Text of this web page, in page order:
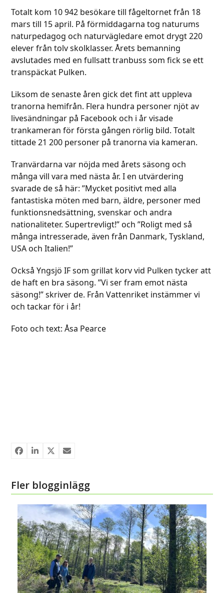
Totalt kom 10 942 besökare till fågeltornet från 18
mars till 15 april. På förmiddagarna tog naturums
naturpedagog och naturvägledare emot drygt 220
elever från tolv skolklasser. Årets bemanning
avslutades med en fullsatt tranbuss som fick se ett
transpäckat Pulken.
Liksom de senaste åren gick det fint att uppleva
tranorna hemifrån. Flera hundra personer njöt av
livesändningar på Facebook och i år visade
trankameran för första gången rörlig bild. Totalt
tittade 21 200 personer på tranorna via kameran.
Tranvärdarna var nöjda med årets säsong och
många vill vara med nästa år. I en utvärdering
svarade de så här: ”Mycket positivt med alla
fantastiska möten med barn, äldre, personer med
funktionsnedsättning, svenskar och andra
nationaliteter. Supertrevligt!” och ”Roligt med så
många intresserade, även från Danmark, Tyskland,
USA och Italien!”
Också Yngsjö IF som grillat korv vid Pulken tycker att
de haft en bra säsong. ”Vi ser fram emot nästa
säsong!” skriver de. Från Vattenriket instämmer vi
och tackar för i år!
Foto och text: Åsa Pearce
Fler blogginlägg